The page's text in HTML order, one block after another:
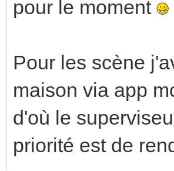
pour le moment
Pour les scène
maison via app
d'où le
priorité est de